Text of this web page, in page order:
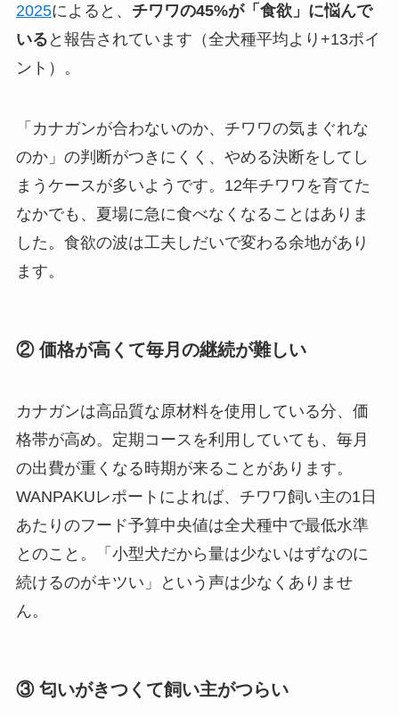
2025によると、 チワワの45%が「食欲」に悩んで
いる と報告されています（全犬種平均より+13ポイ
ント）。
「カナガンが合わないのか、チワワの気まぐれな
のか」の判断がつきにくく、やめる決断をしてし
まうケースが多いようです。12年チワワを育てた
なかでも、夏場に急に食べなくなることはありま
した。食欲の波は工夫しだいで変わる余地があり
ます。
② 価格が高くて毎月の継続が難しい
カナガンは高品質な原材料を使用している分、価
格帯が高め。定期コースを利用していても、毎月
の出費が重くなる時期が来ることがあります。
WANPAKUレポートによれば、チワワ飼い主の1日
あたりのフード予算中央値は全犬種中で最低水準
とのこと。「小型犬だから量は少ないはずなのに
続けるのがキツい」という声は少なくありませ
ん。
③ 匂いがきつくて飼い主がつらい